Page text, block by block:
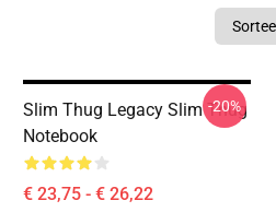
Slim Thug Legacy Slim Thug
Notebook
€ 23,75 - € 26,22
-20%